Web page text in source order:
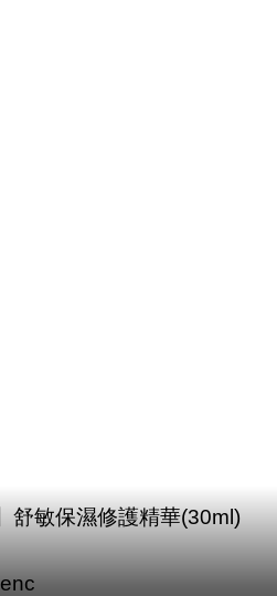
舒敏保濕修護精華(30ml)